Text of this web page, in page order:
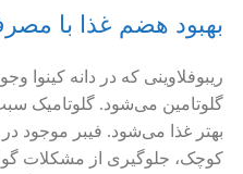
بهبود هضم غذا با
ریبوفلاوینی که در دانه کینوا
گلوتامین می‌شود. گلوتامیک
بهتر غذا می‌شود. فیبر موجود
کوچک، جلوگیری از مشکلات